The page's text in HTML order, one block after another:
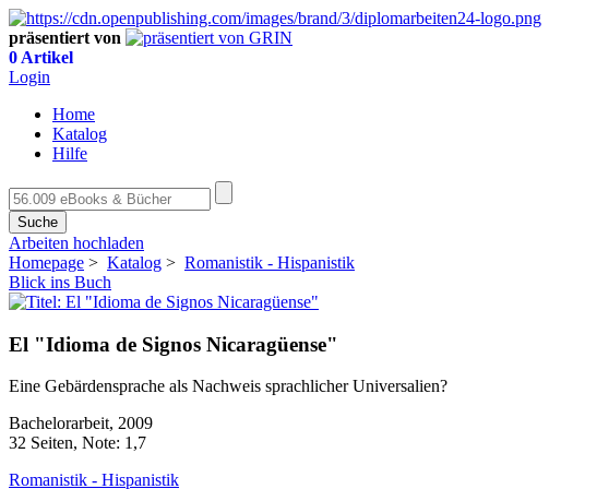
präsentiert von
0 Artikel
Login
Home
Katalog
Hilfe
Suche
Arbeiten hochladen
Homepage > Katalog > Romanistik - Hispanistik
Blick ins Buch
El "Idioma de Signos Nicaragüense"
Eine Gebärdensprache als Nachweis sprachlicher Universalien?
Bachelorarbeit, 2009
32 Seiten, Note: 1,7
Romanistik - Hispanistik